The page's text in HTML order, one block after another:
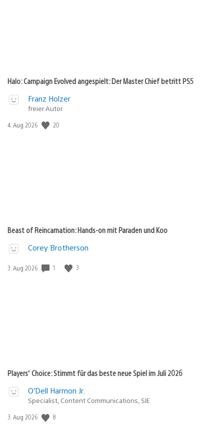
Halo: Campaign Evolved angespielt: Der Master Chief betritt PS5
Franz Holzer
freier Autor
Veröffentlichungsdatum:
4. Aug 2026 20
Beast of Reincarnation: Hands-on mit Paraden und Koo
Corey Brotherson
Veröffentlichungsdatum:
3. Aug 2026 1 3
Players’ Choice: Stimmt für das beste neue Spiel im Juli 2026
O’Dell Harmon Jr.
Specialist, Content Communications, SIE
Veröffentlichungsdatum:
3. Aug 2026 8